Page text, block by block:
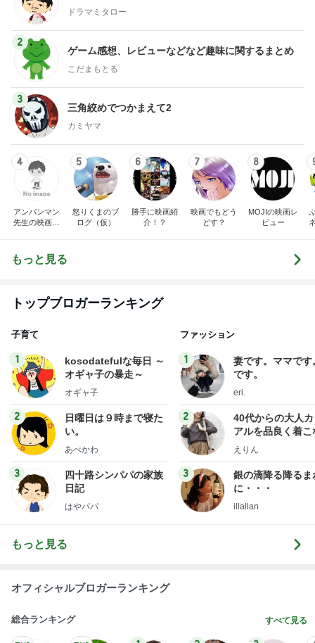
ドラマミタロー
2
ゲーム感想、レビューなどなど趣味に関するまとめ
こだまもとる
3
三角絞めでつかまえて2
カミヤマ
4
アンパンマン
先生の映画講
5
怒りくまのブ
ログ（仮）
6
勝手に映画紹
介！？
7
映画でもどう
どす？
8
MOJIの映画レ
ビュー
もっと見る
トップブロガーランキング
子育て
1
kosodatefulな毎日 ～
オギャ子の暴走～
オギャ子
2
日曜日は９時まで寝た
い。
あべかわ
3
四十路シンパパの家族
日記
はやパパ
ファッション
1
妻です。ママです
です。
eri.
2
40代からの大人
アルを品良く着こ
ファッションブロ
えりん
3
銀の滴降る降るま
に・・・
illallan
もっと見る
オフィシャルブロガーランキング
総合ランキング すべて見る